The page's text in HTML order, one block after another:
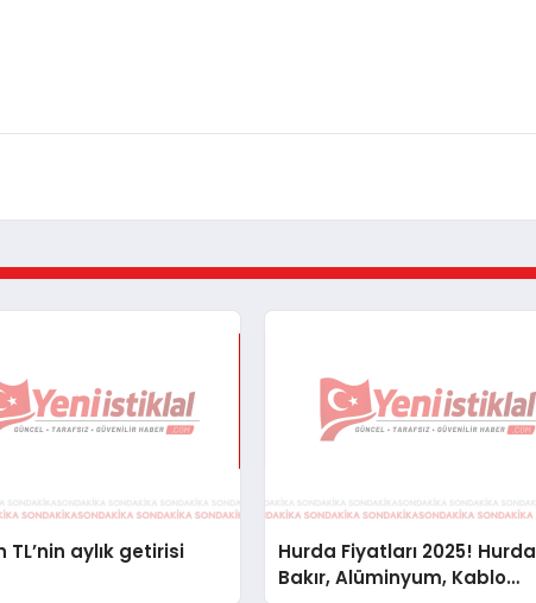
TL’nin aylık getirisi
Hurda Fiyatları 2025! Hurda
Bakır, Alüminyum, Kablo